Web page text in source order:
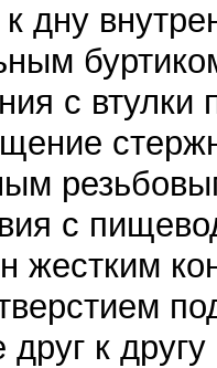
дну
с втулки
с
жестким
к другу